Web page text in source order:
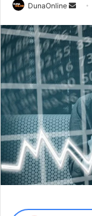
DunaOnline
Send
email